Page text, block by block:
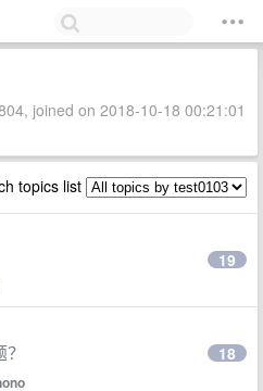
joined on 2018-10-18 00:21:01
topics list
19
18